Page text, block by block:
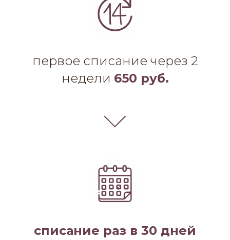
первое списание через 2
недели 650 руб.
списание раз в 30 дней